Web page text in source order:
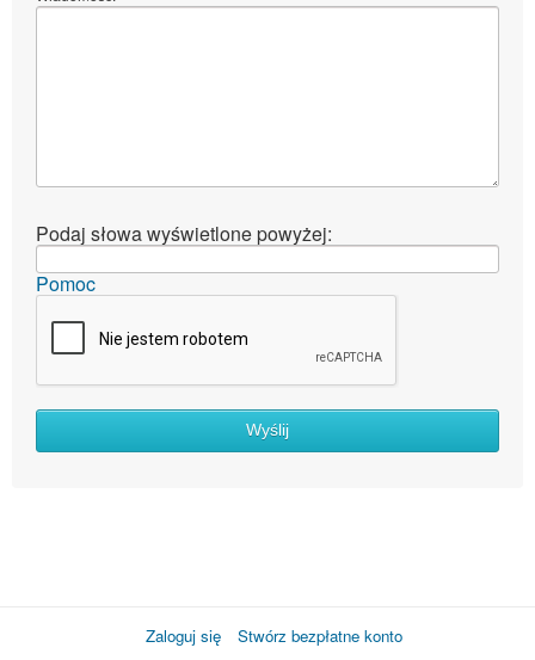
Podaj słowa wyświetlone powyżej:
Pomoc
Wyślij
Zaloguj się Stwórz bezpłatne konto